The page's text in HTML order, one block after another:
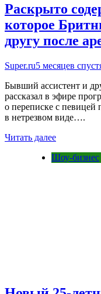
Раскрыто
которое
другу после
Super.ru5 месяцев
Бывший ассистент и
рассказал в эфире
о переписке с певицей
в нетрезвом виде….
Читать далее
Шоу-бизнес